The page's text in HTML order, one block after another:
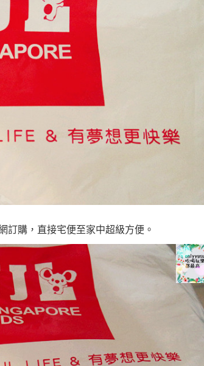
訂購，直接宅便至家中超級方便 。